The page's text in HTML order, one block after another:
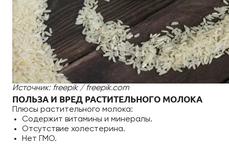
Источник: freepik / freepik.com
ПОЛЬЗА И ВРЕД РАСТИТЕЛЬНОГО МОЛОКА
Плюсы растительного молока:
Содержит витамины и минералы.
Отсутствие холестерина.
Нет ГМО.